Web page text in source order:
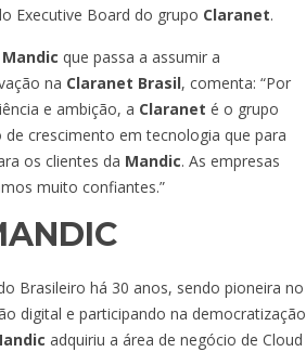
Executive Board do grupo Claranet.
Mandic que passa a assumir a
na Claranet Brasil, comenta: “Por
e ambição, a Claranet é o grupo
crescimento em tecnologia que para
os clientes da Mandic. As empresas
muito confiantes.”
Brasileiro há 30 anos, sendo pioneira no
digital e participando na democratização
adquiriu a área de negócio de Cloud